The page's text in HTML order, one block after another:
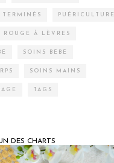
TERMINÉS PUÉRICULTURE
ROUGE À LÈVRES
SOINS BÉBÉ
SOINS MAINS
TAGS
DES CHARTS